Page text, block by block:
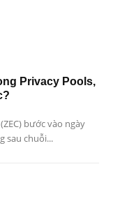
Privacy Pools,
bước vào ngày
sau chuỗi...